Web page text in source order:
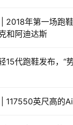
2018年第一场跑
和阿迪达斯
15代跑鞋发布，“
117550英尺高的